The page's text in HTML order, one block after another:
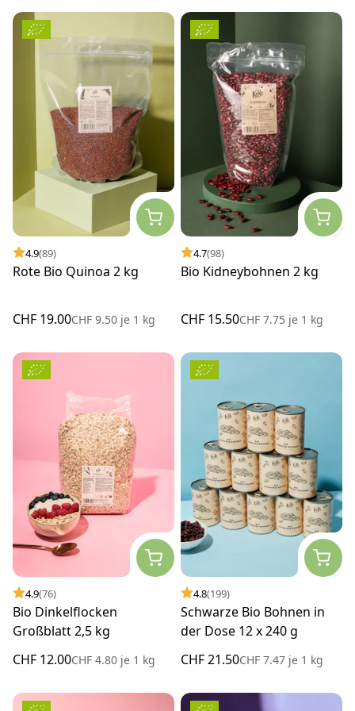
4.9(89)
Rote Bio Quinoa 2 kg
CHF 19.00CHF 9.50 je 1 kg
4.7(98)
Bio Kidneybohnen 2 kg
CHF 15.50CHF 7.75 je 1 kg
4.9(76)
Bio Dinkelflocken
Großblatt 2,5 kg
CHF 12.00CHF 4.80 je 1 kg
4.8(199)
Schwarze Bio Bohnen in
der Dose 12 x 240 g
CHF 21.50CHF 7.47 je 1 kg